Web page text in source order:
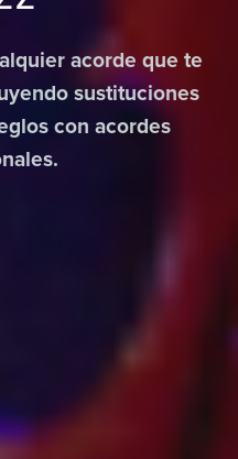
acorde que te
sustituciones
con acordes